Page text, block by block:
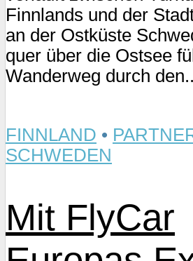
Finnlands und der
an der Ostküste
quer über die Ostsee
Wanderweg durch
FINNLAND •
SCHWEDEN
Mit FlyCar